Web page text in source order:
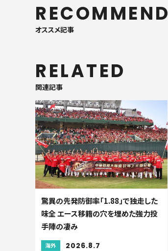
RECOMMEND
オススメ記事
RELATED
関連記事
驚異の先発防御率「1.88」で独走した
味全 エース移籍の穴を埋めた強力投
手陣の凄み
海外 2026.8.7